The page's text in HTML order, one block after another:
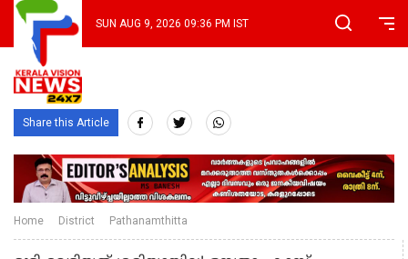
SUN AUG 9, 2026 09:36 PM IST
Share this Article
Home District Pathanamthitta